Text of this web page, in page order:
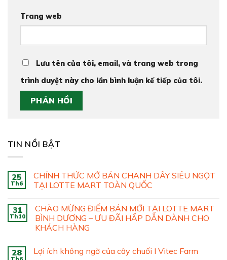
Trang web
Lưu tên của tôi, email, và trang web trong
trình duyệt này cho lần bình luận kế tiếp của tôi.
TIN NỔI BẬT
25
Th6
CHÍNH THỨC MỞ BÁN CHANH DÂY SIÊU NGỌT
TẠI LOTTE MART TOÀN QUỐC
31
Th10
CHÀO MỪNG ĐIỂM BÁN MỚI TẠI LOTTE MART
BÌNH DƯƠNG – ƯU ĐÃI HẤP DẪN DÀNH CHO
KHÁCH HÀNG
28 Lợi ích không ngờ của cây chuối I Vitec Farm